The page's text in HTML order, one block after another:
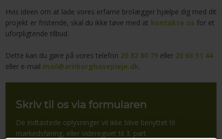
Hvis ideen om at lade vores erfarne brolægger hjælpe dig med dit
projekt er fristende, skal du ikke tøve med at kontakte os for et
uforpligtende tilbud.
Dette kan du gøre på vores telefon 20 82 80 79eller 23 63 51 44
eller e-mail mail@arnborghavepleje.dk.​
Skriv til os via formularen
De indtastede oplysninger vil ikke blive benyttet til
markedsføring, eller videregivet til 3. part​.